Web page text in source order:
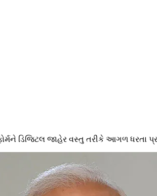
ડિજિટલ જાહેર વસ્તુ તરીકે આગળ